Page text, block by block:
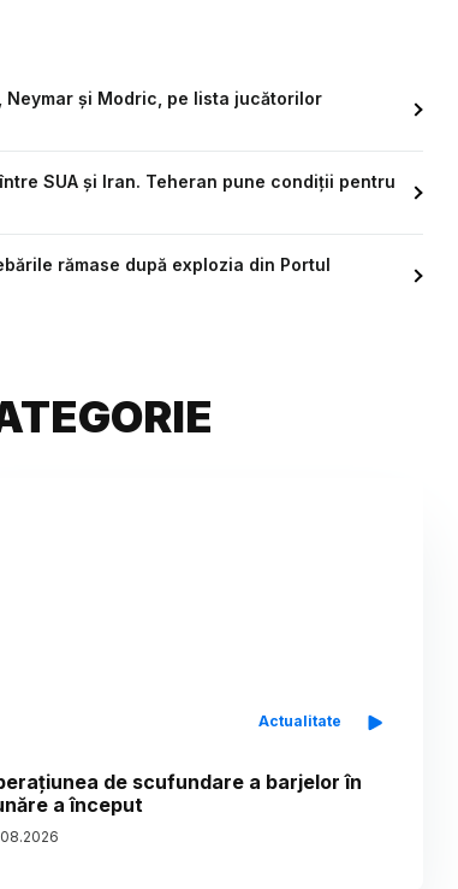
și Modric, pe lista jucătorilor
SUA și Iran. Teheran pune condiții pentru
rămase după explozia din Portul
Actualitate
de scufundare a barjelor în
a început
08.2026